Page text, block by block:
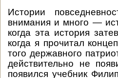
Истории
внимания и много —
когда эта история
когда я прочитал
того державного
действительно не
появился учебник